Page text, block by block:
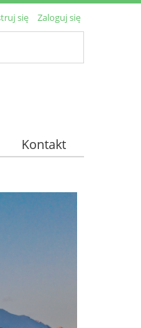
się Zaloguj się
Kontakt